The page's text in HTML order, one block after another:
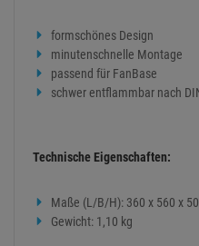
formschönes Design
minutenschnelle Montage
passend für FanBase
schwer entflammbar nach
Technische Eigenschaften:
Maße (L/B/H): 360 x 560 x
Gewicht: 1,10 kg